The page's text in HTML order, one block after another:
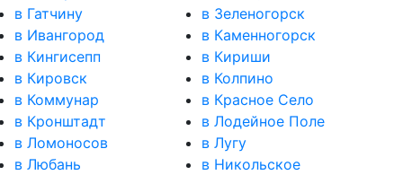
в Гатчину
в Зеленогорск
в Ивангород
в Каменногорск
в Кингисепп
в Кириши
в Кировск
в Колпино
в Коммунар
в Красное Село
в Кронштадт
в Лодейное Поле
в Ломоносов
в Лугу
в Любань
в Никольское